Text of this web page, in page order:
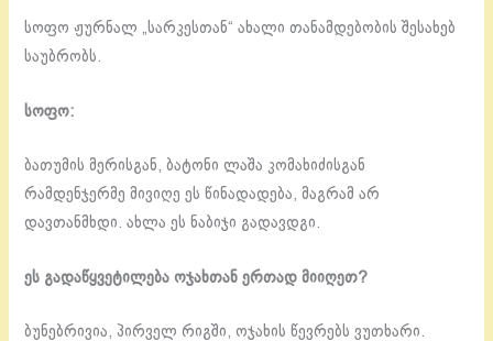
სოფო ჟურნალ „სარკესთან“ ახალი თანამდებობის შესახებ
საუბრობს.
სოფო:
ბათუმის მერისგან, ბატონი ლაშა კომახიძისგან
რამდენჯერმე მივიღე ეს წინადადება, მაგრამ არ
დავთანმხდი. ახლა ეს ნაბიჯი გადავდგი.
ეს გადაწყვეტილება ოჯახთან ერთად მიიღეთ?
ბუნებრივია, პირველ რიგში, ოჯახის წევრებს ვუთხარი.